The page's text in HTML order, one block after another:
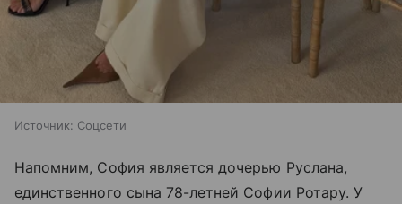
Источник: Соцсети
Напомним, София является дочерью Руслана,
единственного сына 78-летней Софии Ротару. У